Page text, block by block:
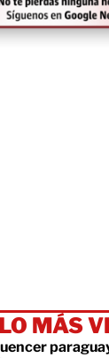
LO MÁS